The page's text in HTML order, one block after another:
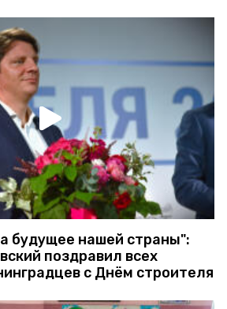
будущее нашей страны":
поздравил всех
с Днём строителя